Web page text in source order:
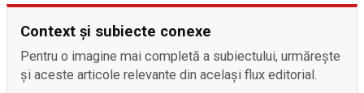
Context și subiecte conexe
Pentru o imagine mai completă a subiectului, urmărește
și aceste articole relevante din același flux editorial.